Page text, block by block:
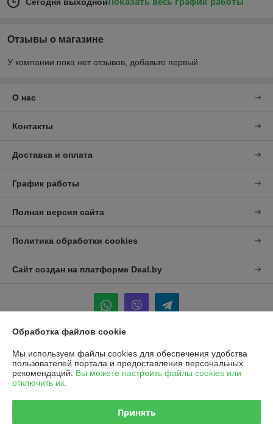
Сегодня выходной
Отзывы о магазине
У компании пока нет отзывов, добавьте первый
О нас
Контакты
Доставка и оплата
График работы
Полная версия сайта
Политика обработки cookies
Сайт создан на платформе Deal.by
Информация для покупателя
Юридическое лицо:УП "Агро-Дон-Снаб"
220086 г. Минск, ул. Славинского 8А, к.5
Регистрационный номер ЕГР: 190437992
Обработка файлов cookie
Мы используем файлы cookies для обеспечения удобства
пользователей портала и предоставления персональных
рекомендаций. Вы можете настроить файлы cookies или
отключить их.
Принять